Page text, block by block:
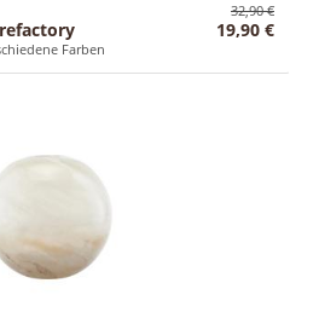
32,90 €
Farben
19,90 €